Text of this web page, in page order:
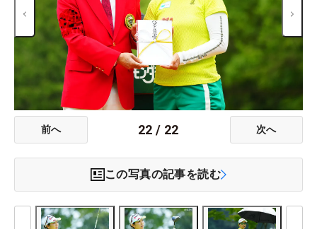
前へ 22 / 22 次へ
この写真の記事を読む